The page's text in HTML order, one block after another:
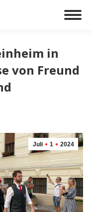
in
von Freund
Juli 1 2024